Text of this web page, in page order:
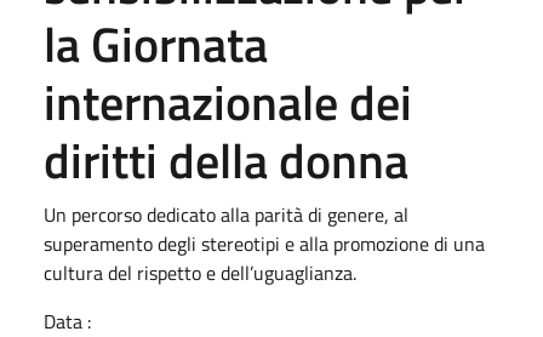
la Giornata
internazionale dei
diritti della donna
Un percorso dedicato alla parità di genere, al
superamento degli stereotipi e alla promozione di una
cultura del rispetto e dell’uguaglianza.
Data :